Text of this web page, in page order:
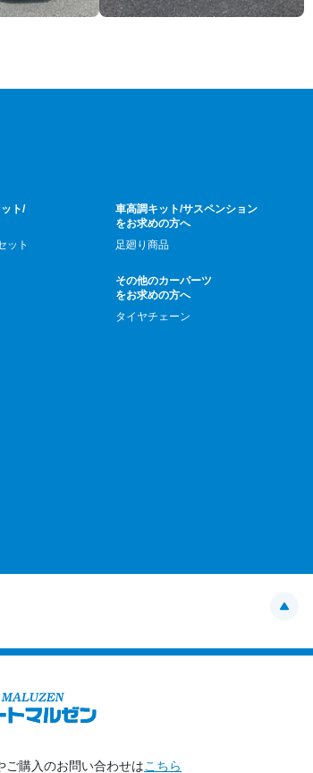
ト/
ット
車高調キット/サスペンション
をお求めの方へ
足廻り商品
その他のカーパーツ
をお求めの方へ
タイヤチェーン
ご購入のお問い合わせはこちら